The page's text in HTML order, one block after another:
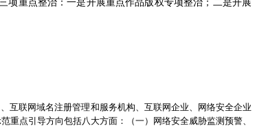
互联网域名注册管理和服务机构、互联网企业、网络安全企业
重点引导方向包括八大方面：（一）网络安全威胁监测预警、